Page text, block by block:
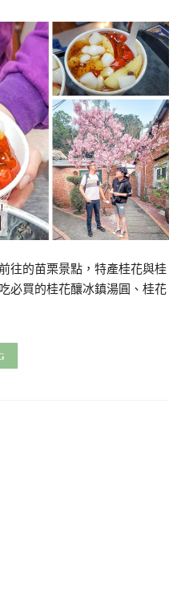
往的苗栗景點，特產桂花與桂
必買的桂花釀冰鎮湯圓、桂花